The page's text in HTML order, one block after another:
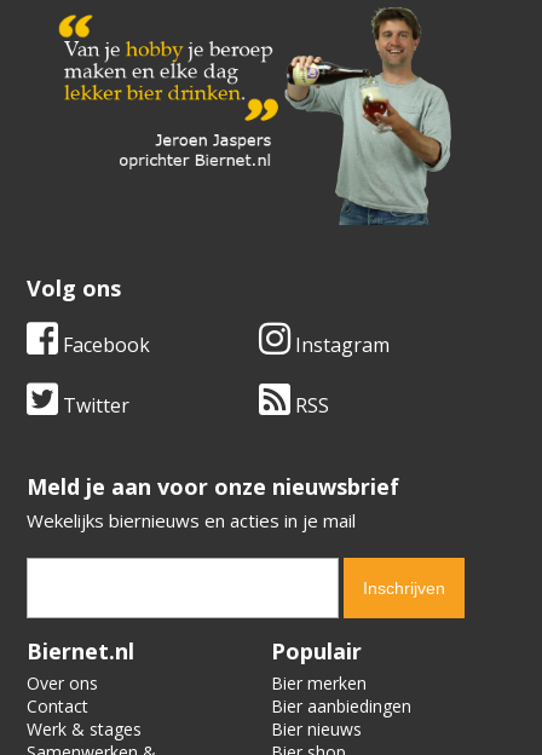
Volg ons
Facebook Instagram
Twitter RSS
​​​​​​​Meld je aan voor onze nieuwsbrief
Wekelijks biernieuws en acties in je mail
Verification code:
Biernet.nl
Over ons
Contact
Werk & stages
Populair
Bier merken
Bier aanbiedingen
Bier nieuws